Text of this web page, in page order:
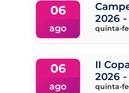
06
ago
2026
quinta-
06
ago
II
2026
quinta-